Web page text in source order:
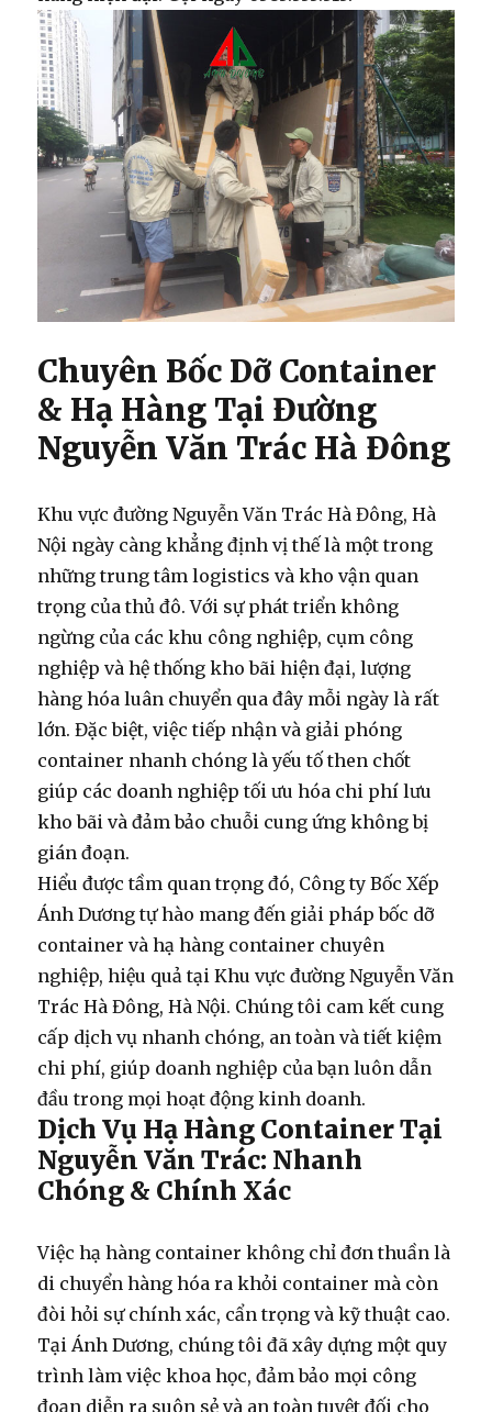
Chuyên Bốc Dỡ Container
& Hạ Hàng Tại Đường
Nguyễn Văn Trác Hà Đông
Khu vực đường Nguyễn Văn Trác Hà Đông, Hà
Nội ngày càng khẳng định vị thế là một trong
những trung tâm logistics và kho vận quan
trọng của thủ đô. Với sự phát triển không
ngừng của các khu công nghiệp, cụm công
nghiệp và hệ thống kho bãi hiện đại, lượng
hàng hóa luân chuyển qua đây mỗi ngày là rất
lớn. Đặc biệt, việc tiếp nhận và giải phóng
container nhanh chóng là yếu tố then chốt
giúp các doanh nghiệp tối ưu hóa chi phí lưu
kho bãi và đảm bảo chuỗi cung ứng không bị
gián đoạn.
Hiểu được tầm quan trọng đó, Công ty Bốc Xếp
Ánh Dương tự hào mang đến giải phápbốc dỡ
container vàhạ hàng container chuyên
nghiệp, hiệu quả tại Khu vực đường Nguyễn Văn
Trác Hà Đông, Hà Nội. Chúng tôi cam kết cung
cấp dịch vụ nhanh chóng, an toàn và tiết kiệm
chi phí, giúp doanh nghiệp của bạn luôn dẫn
đầu trong mọi hoạt động kinh doanh.
Dịch Vụ Hạ Hàng Container Tại
Nguyễn Văn Trác: Nhanh
Chóng & Chính Xác
Việchạ hàng container không chỉ đơn thuần là
di chuyển hàng hóa ra khỏi container mà còn
đòi hỏi sự chính xác, cẩn trọng và kỹ thuật cao.
Tại Ánh Dương, chúng tôi đã xây dựng một quy
trình làm việc khoa học, đảm bảo mọi công
đoạn diễn ra suôn sẻ và an toàn tuyệt đối cho